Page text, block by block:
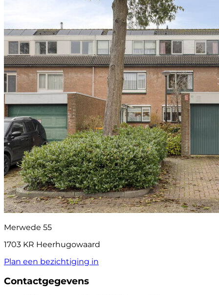
Merwede 55
1703 KR Heerhugowaard
Plan een bezichtiging in
Contactgegevens